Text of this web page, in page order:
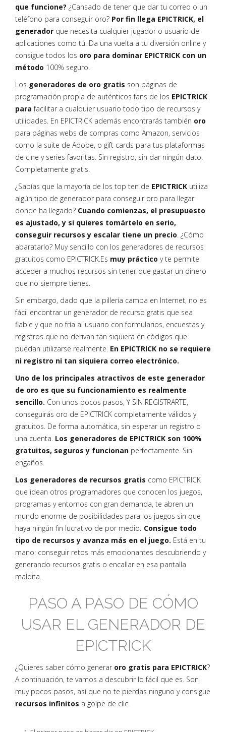
que funcione? ¿Cansado de tener que dar tu correo o un
teléfono para conseguir oro? Por fin llega EPICTRICK, el
generador que necesita cualquier jugador o usuario de
aplicaciones como tú. Da una vuelta a tu diversión online y
consigue todos los oro para dominar EPICTRICK con un
método 100% seguro.
Los generadores de oro gratis son páginas de
programación propia de auténticos fans de los EPICTRICK
para facilitar a cualquier usuario todo tipo de recursos y
utilidades. En EPICTRICK además encontrarás también oro
para páginas webs de compras como Amazon, servicios
como la suite de Adobe, o gift cards para tus plataformas
de cine y series favoritas. Sin registro, sin dar ningún dato.
Completamente gratis.
¿Sabías que la mayoría de los top ten de EPICTRICK utiliza
algún tipo de generador para conseguir oro para llegar
donde ha llegado? Cuando comienzas, el presupuesto
es ajustado, y si quieres tomártelo en serio,
conseguir recursos y escalar tiene un precio. ¿Cómo
abaratarlo? Muy sencillo con los generadores de recursos
gratuitos como EPICTRICK.Es muy práctico y te permite
acceder a muchos recursos sin tener que gastar un dinero
que no siempre tienes.
Sin embargo, dado que la pillería campa en Internet, no es
fácil encontrar un generador de recurso gratis que sea
fiable y que no fría al usuario con formularios, encuestas y
registros que no derivan tan siquiera en códigos que
puedan utilizarse realmente. En EPICTRICK no se requiere
ni registro ni tan siquiera correo electrónico.
Uno de los principales atractivos de este generador
de oro es que su funcionamiento es realmente
sencillo. Con unos pocos pasos, Y SIN REGISTRARTE,
conseguirás oro de EPICTRICK completamente válidos y
gratuitos. De forma automática, sin esperar un registro o
una cuenta. Los generadores de EPICTRICK son 100%
gratuitos, seguros y funcionan perfectamente. Sin
engaños.
Los generadores de recursos gratis como EPICTRICK
que idean otros programadores que conocen los juegos,
programas y entornos con gran demanda, te abren un
mundo enorme de posibilidades para los juegos sin que
haya ningún fin lucrativo de por medio. Consigue todo
tipo de recursos y avanza más en el juego. Está en tu
mano: conseguir retos más emocionantes descubriendo y
generando recursos gratis o encallar en esa pantalla
maldita.
PASO A PASO DE CÓMO
USAR EL GENERADOR DE
EPICTRICK
¿Quieres saber cómo generar oro gratis para EPICTRICK?
A continuación, te vamos a descubrir lo fácil que es. Son
muy pocos pasos, así que no te pierdas ninguno y consigue
recursos infinitos a golpe de clic.